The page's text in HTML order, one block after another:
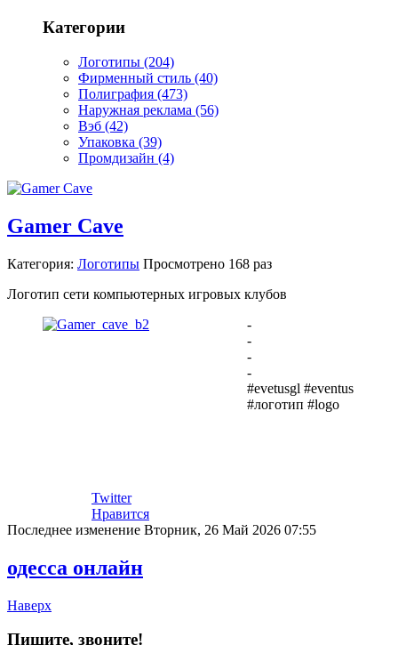
Категории
Логотипы (204)
Фирменный стиль (40)
Полиграфия (473)
Наружная реклама (56)
Вэб (42)
Упаковка (39)
Промдизайн (4)
Gamer Cave
Категория: Логотипы Просмотрено 168 раз
Логотип сети компьютерных игровых клубов
-
-
-
-
#evetusgl #eventus
#логотип #logo
Twitter
Нравится
Последнее изменение Вторник, 26 Май 2026 07:55
одесса онлайн
Наверх
Пишите, звоните!